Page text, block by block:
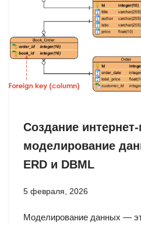
Создание интернет-
моделирование
ERD и DBML
5 февраля, 2026
Моделирование данных —